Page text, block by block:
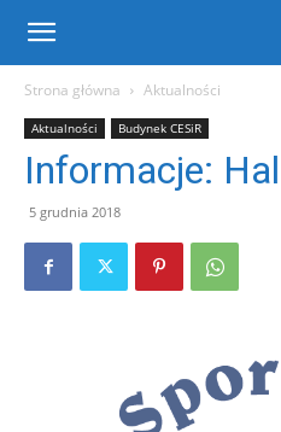
Centrum
Sportu
Strona główna Aktualności
Aktualności Budynek CESiR
Informacje:
5 grudnia 2018